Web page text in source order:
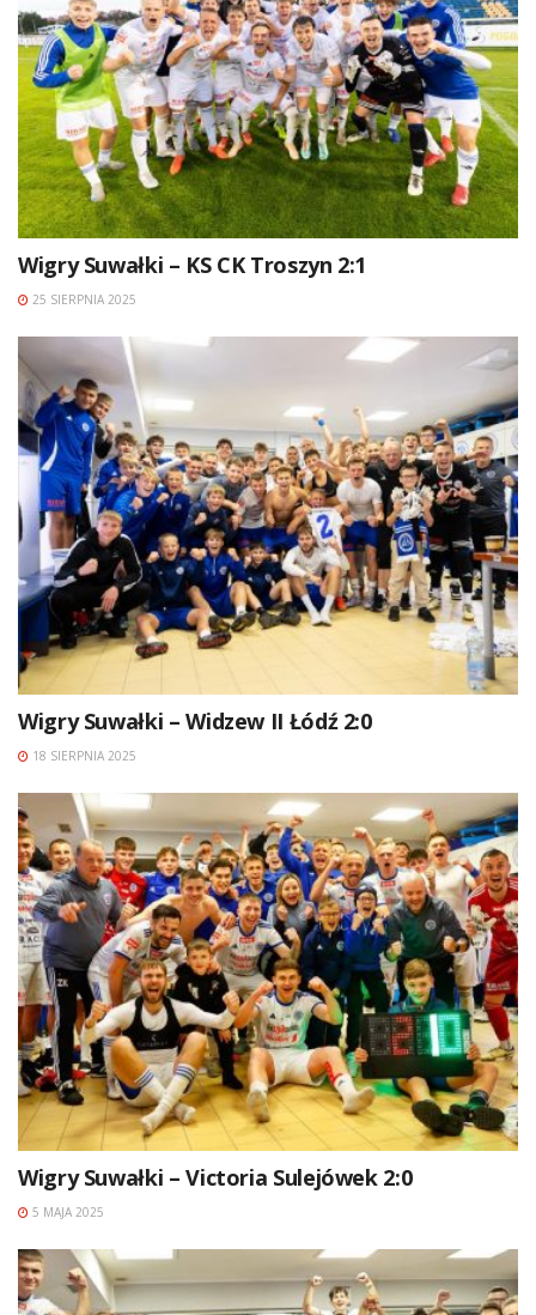
Wigry Suwałki – KS CK Troszyn 2:1
25 SIERPNIA 2025
Wigry Suwałki – Widzew II Łódź 2:0
18 SIERPNIA 2025
Wigry Suwałki – Victoria Sulejówek 2:0
5 MAJA 2025